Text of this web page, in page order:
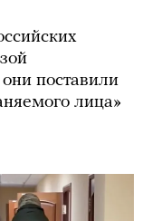
они поставили
лица»